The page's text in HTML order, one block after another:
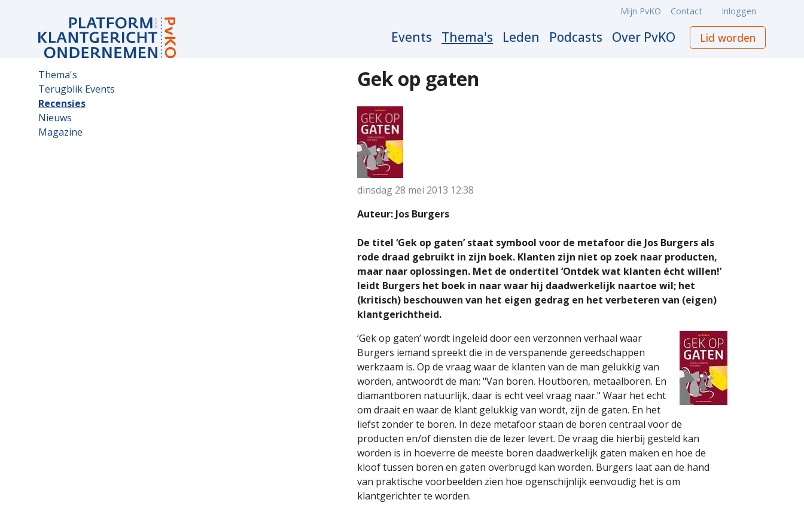
navigation
Events Thema's Leden Podcasts Over PvKO Lid worden
Meta
Mijn PvKO Contact Inloggen
Gek op gaten
dinsdag 28 mei 2013 12:38
Auteur: Jos Burgers
De titel ‘Gek op gaten’ staat symbool voor de metafoor die Jos Burgers als
rode draad gebruikt in zijn boek. Klanten zijn niet op zoek naar producten,
maar naar oplossingen. Met de ondertitel ‘Ontdek wat klanten écht willen!’
leidt Burgers het boek in naar waar hij daadwerkelijk naartoe wil; het
(kritisch) beschouwen van het eigen gedrag en het verbeteren van (eigen)
klantgerichtheid.
‘Gek op gaten’ wordt ingeleid door een verzonnen verhaal waar
Burgers iemand spreekt die in de verspanende gereedschappen
werkzaam is. Op de vraag waar de klanten van de man gelukkig van
worden, antwoordt de man: "Van boren. Houtboren, metaalboren. En
diamantboren natuurlijk, daar is echt veel vraag naar." Waar het echt
om draait en waar de klant gelukkig van wordt, zijn de gaten. En het
liefst zonder te boren. In deze metafoor staan de boren centraal voor de
producten en/of diensten die de lezer levert. De vraag die hierbij gesteld kan
worden is in hoeverre de meeste boren daadwerkelijk gaten maken en hoe de
kloof tussen boren en gaten overbrugd kan worden. Burgers laat aan de hand
van praktische voorbeelden zien hoe ogenschijnlijk eenvoudig het is om
klantgerichter te worden.
Sub
navigation
Thema's
Terugblik Events
Recensies
Nieuws
Magazine